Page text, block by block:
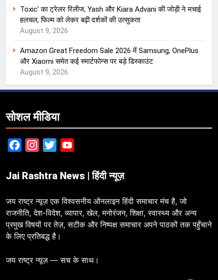
Toxic’ का ट्रेलर रिलीज, Yash और Kiara Advani की जोड़ी ने मचाई
हलचल, फिल्म को लेकर बढ़ी दर्शकों की उत्सुकता
August 9, 2026
Amazon Great Freedom Sale 2026 में Samsung, OnePlus
और Xiaomi समेत कई स्मार्टफोन्स पर बड़े डिस्काउंट
August 9, 2026
सोशल मीडिया
FacebookInstagram
Twitter
Jai Rashtra News | हिंदी न्यूज़
जय राष्ट्र न्यूज़ एक विश्वसनीय ऑनलाइन हिंदी समाचार मंच है, जो
राजनीति, देश-विदेश, व्यापार, खेल, मनोरंजन, शिक्षा, स्वास्थ्य और अन्य
प्रमुख विषयों पर तेज़, सटीक और निष्पक्ष समाचार अपने पाठकों तक पहुँचाने
के लिए प्रतिबद्ध है।
जय राष्ट्र न्यूज़ — सच के साथ।